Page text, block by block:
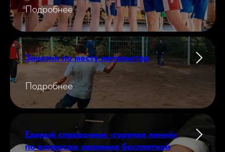
Подробнее
Занятия по месту жительства
Подробнее
Единый справочник «горячих линий»
по вопросам оказания бесплатной